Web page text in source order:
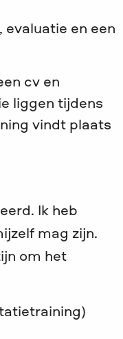
en een
cv en
liggen tijdens
vindt plaats
Ik heb
mag zijn.
om het